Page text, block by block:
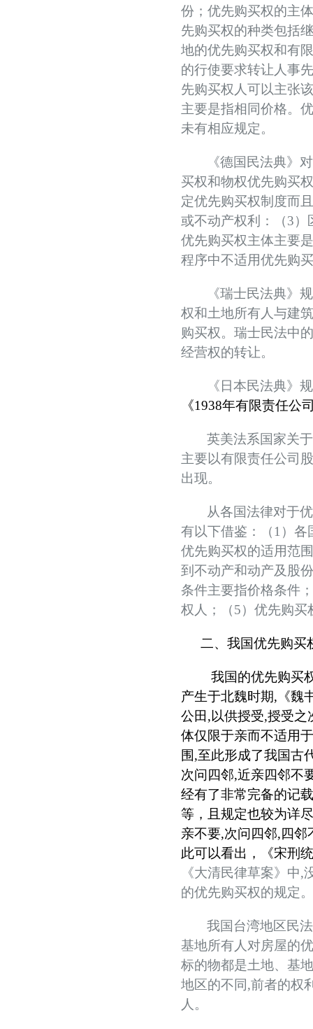
党建引领促发展 走访调研谋新篇 ——联合党委第六联合党支部走访北京市国际技术
关于发布2026年北京市信用承诺企业 拍卖企业（第二批）名单的公告
党建领航商旅融合，联动赋能行业发展——联合党委组织开展“七一”主题党日活动
坚守人民立场 践行正确政绩观——北京拍卖协会流动党支部与第六流动联合党支部
压实安全责任 筑牢商务领域应急防线——北京拍卖协会参加全市商务领域“安全生产
艺术疗愈生活 展现积极人生 ——北京拍卖协会姚光锋会长一行参观刘双舟教授作品
完善治理体系，研究发展重点，共促高质量发展——北京拍卖协会召开第五届第六次
强本领守底线 促行业提质效——协会张颖秘书长参训 助力拍卖交易高质量发展
党建引领促交流 产教融合共发展——联合党委委员、第六联合支部书记姚光锋参加
关于开展2026年“诚信兴商”倡议企业征集活动的通知
党建引领聚合力 调研赋能促提升——北拍协党支部参加第一联合党委赴京客隆专题
发挥党建引领作用 聚合跨行业发展资源——北京市商业服务业行业协会第一联合党
深化数智交流 共促产教融合——姚光锋会长参加北工商商学院与中国国新举办的数
“协会+媒体+法律联动”助力企业发展系列活动之九——走进理事单位北京鸿盛祥国际
关于开展2026年度行业信用承诺活动的通知（第二批正式启动）
“协会+媒体+法律联动 助力企业发展”系列活动之八——走访会员单位北京懋隆拍卖有
北京拍卖协会会长姚光锋在2026年全国拍卖行业协会工作会上的交流发言稿
聚势 积微 修德 灵变——协会五届三次会员大会总结发言稿
份；优先购买权的主
先购买权的种类包括
地的优先购买权和有
的行使要求转让人事
先购买权人可以主张
主要是指相同价格。
未有相应规定。
《德国民法典》
买权和物权优先购买
定优先购买权制度而
或不动产权利：（3）
优先购买权主体主要
程序中不适用优先购
《瑞士民法典》
权和土地所有人与建
购买权。瑞士民法中
经营权的转让。
《日本民法典》
《1938年有限责任公
英美法系国家关
主要以有限责任公司
出现。
从各国法律对于
有以下借鉴：（1 ）各
优先购买权的适用范
到不动产和动产及股
条件主要指价格条件
权人；（5）优先购买
二、我国优先购买
我国的优先购买
产生于北魏时期, 《魏
公田 ,以供授受,授受之
体仅限于亲而不适用
围,至此形成了我国古
次问四邻,近亲四邻不
经有了非常完备的记
等，且规定也较为详
亲不要,次问四邻,四邻
此可以看出，《宋刑
《大清民律草案》 中,
的优先购买权的规定。
我国台湾地区民
基地所有人对房屋的
标的物都是土地、基
地区的不同,前者的权
人。